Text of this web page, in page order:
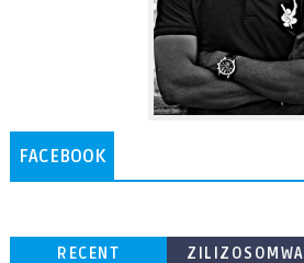
FACEBOOK
RECENT ZILIZOSOMWA